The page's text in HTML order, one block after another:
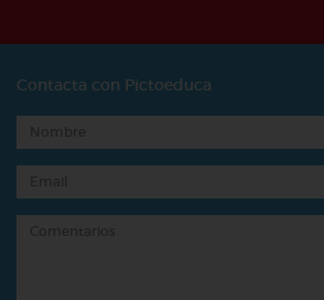
Contacta con Pictoeduca